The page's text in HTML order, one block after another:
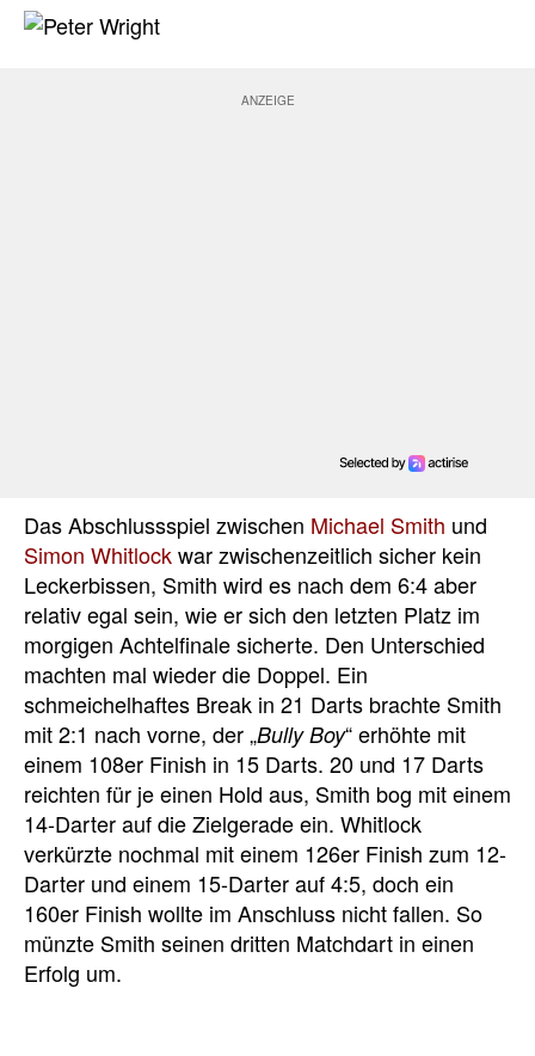
Das Abschlussspiel zwischen Michael Smith und
Simon Whitlockwar zwischenzeitlich sicher kein
Leckerbissen, Smith wird es nach dem 6:4 aber
relativ egal sein, wie er sich den letzten Platz im
morgigen Achtelfinale sicherte. Den Unterschied
machten mal wieder die Doppel. Ein
schmeichelhaftes Break in 21 Darts brachte Smith
mit 2:1 nach vorne, der „Bully Boy“ erhöhte mit
einem 108er Finish in 15 Darts. 20 und 17 Darts
reichten für je einen Hold aus, Smith bog mit einem
14-Darter auf die Zielgerade ein. Whitlock
verkürzte nochmal mit einem 126er Finish zum 12-
Darter und einem 15-Darter auf 4:5, doch ein
160er Finish wollte im Anschluss nicht fallen. So
münzte Smith seinen dritten Matchdart in einen
Erfolg um.